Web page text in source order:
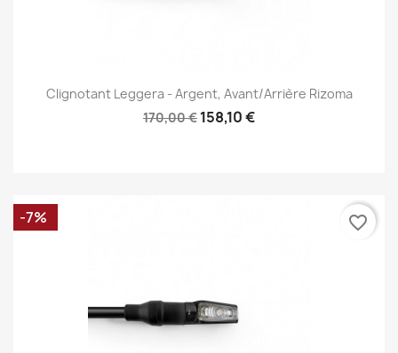
Clignotant Leggera - Argent, Avant/Arrière Rizoma
170,00 € 158,10 €
-7% favorite_border